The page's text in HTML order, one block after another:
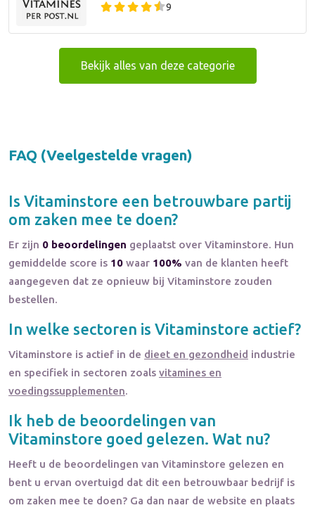
9
Bekijk alles van deze categorie
FAQ (Veelgestelde vragen)
Is Vitaminstore een betrouwbare partij
om zaken mee te doen?
Er zijn 0 beoordelingen geplaatst over Vitaminstore. Hun
gemiddelde score is 10 waar 100% van de klanten heeft
aangegeven dat ze opnieuw bij Vitaminstore zouden
bestellen.
In welke sectoren is Vitaminstore actief?
Vitaminstore is actief in de dieet en gezondheid industrie
en specifiek in sectoren zoals vitamines en
voedingssupplementen.
Ik heb de beoordelingen van
Vitaminstore goed gelezen. Wat nu?
Heeft u de beoordelingen van Vitaminstore gelezen en
bent u ervan overtuigd dat dit een betrouwbaar bedrijf is
om zaken mee te doen? Ga dan naar de website en plaats